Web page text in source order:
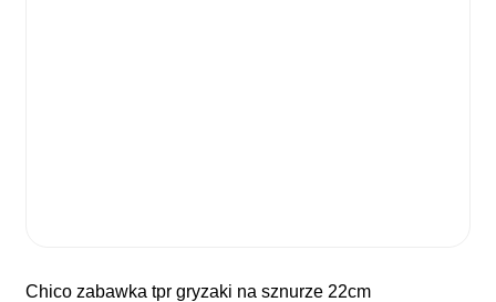
chico zabawka tpr gryzaki na sznurze 22cm